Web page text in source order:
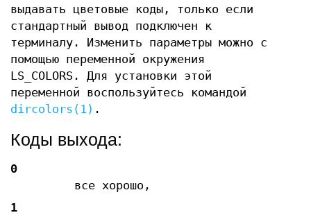
выдавать цветовые коды, только если
стандартный вывод подключен к
терминалу. Изменить параметры можно с
помощью переменной окружения
LS_COLORS. Для установки этой
переменной воспользуйтесь командой
dircolors(1) .
Коды выхода:
0
все хорошо,
1